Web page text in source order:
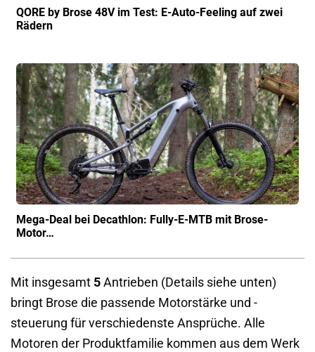
QORE by Brose 48V im Test: E-Auto-Feeling auf zwei
Rädern
Mega-Deal bei Decathlon: Fully-E-MTB mit Brose-
Motor…
Mit insgesamt 5 Antrieben (Details siehe unten)
bringt Brose die passende Motorstärke und -
steuerung für verschiedenste Ansprüche. Alle
Motoren der Produktfamilie kommen aus dem Werk